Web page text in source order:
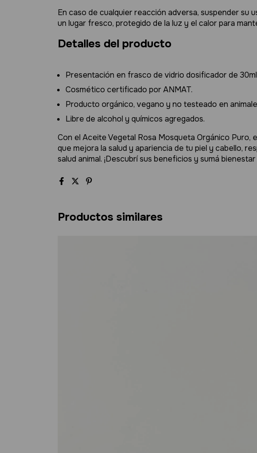
En caso de cualquier reacción adversa, suspender su
un lugar fresco, protegido de la luz y el calor para
Detalles del producto
Presentación en frasco de vidrio dosificador de
Cosmético certificado por ANMAT.
Producto orgánico, vegano y no testeado en
Libre de alcohol y químicos agregados.
Con el Aceite Vegetal Rosa Mosqueta Orgánico Puro,
que mejora la salud y apariencia de tu piel y cabello,
salud animal. ¡Descubrí sus beneficios y sumá
Productos similares